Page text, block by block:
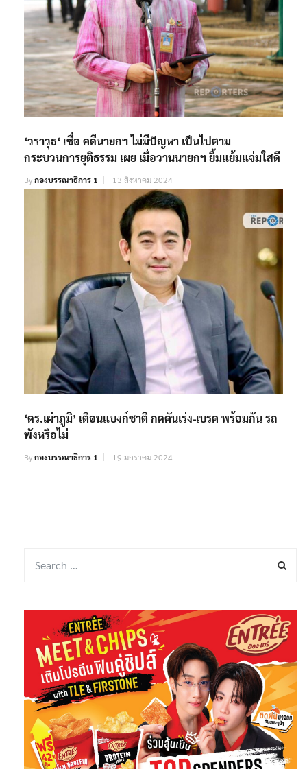
‘วราวุธ‘ เชื่อ คดีนายกฯ ไม่มีปัญหา เป็นไปตาม
กระบวนการยุติธรรม เผย เมื่อวานนายกฯ ยิ้มแย้มแจ่มใสดี
Byกองบรรณาธิการ 1 13 สิงหาคม 2024
‘ดร.เผ่าภูมิ’ เตือนแบงก์ชาติ กดคันเร่ง-เบรค พร้อมกัน รถ
พังหรือไม่
Byกองบรรณาธิการ 1 19 มกราคม 2024